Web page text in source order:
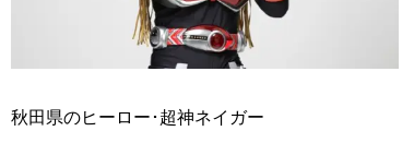
秋田県のヒーロー･超神ネイガー